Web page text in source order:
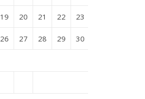
19 20 21 22 23
26 27 28 29 30